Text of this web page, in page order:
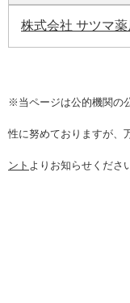
株式会社 サツマ薬
※当ページは公的機関の
性に努めておりますが、
ント よりお知らせくださ